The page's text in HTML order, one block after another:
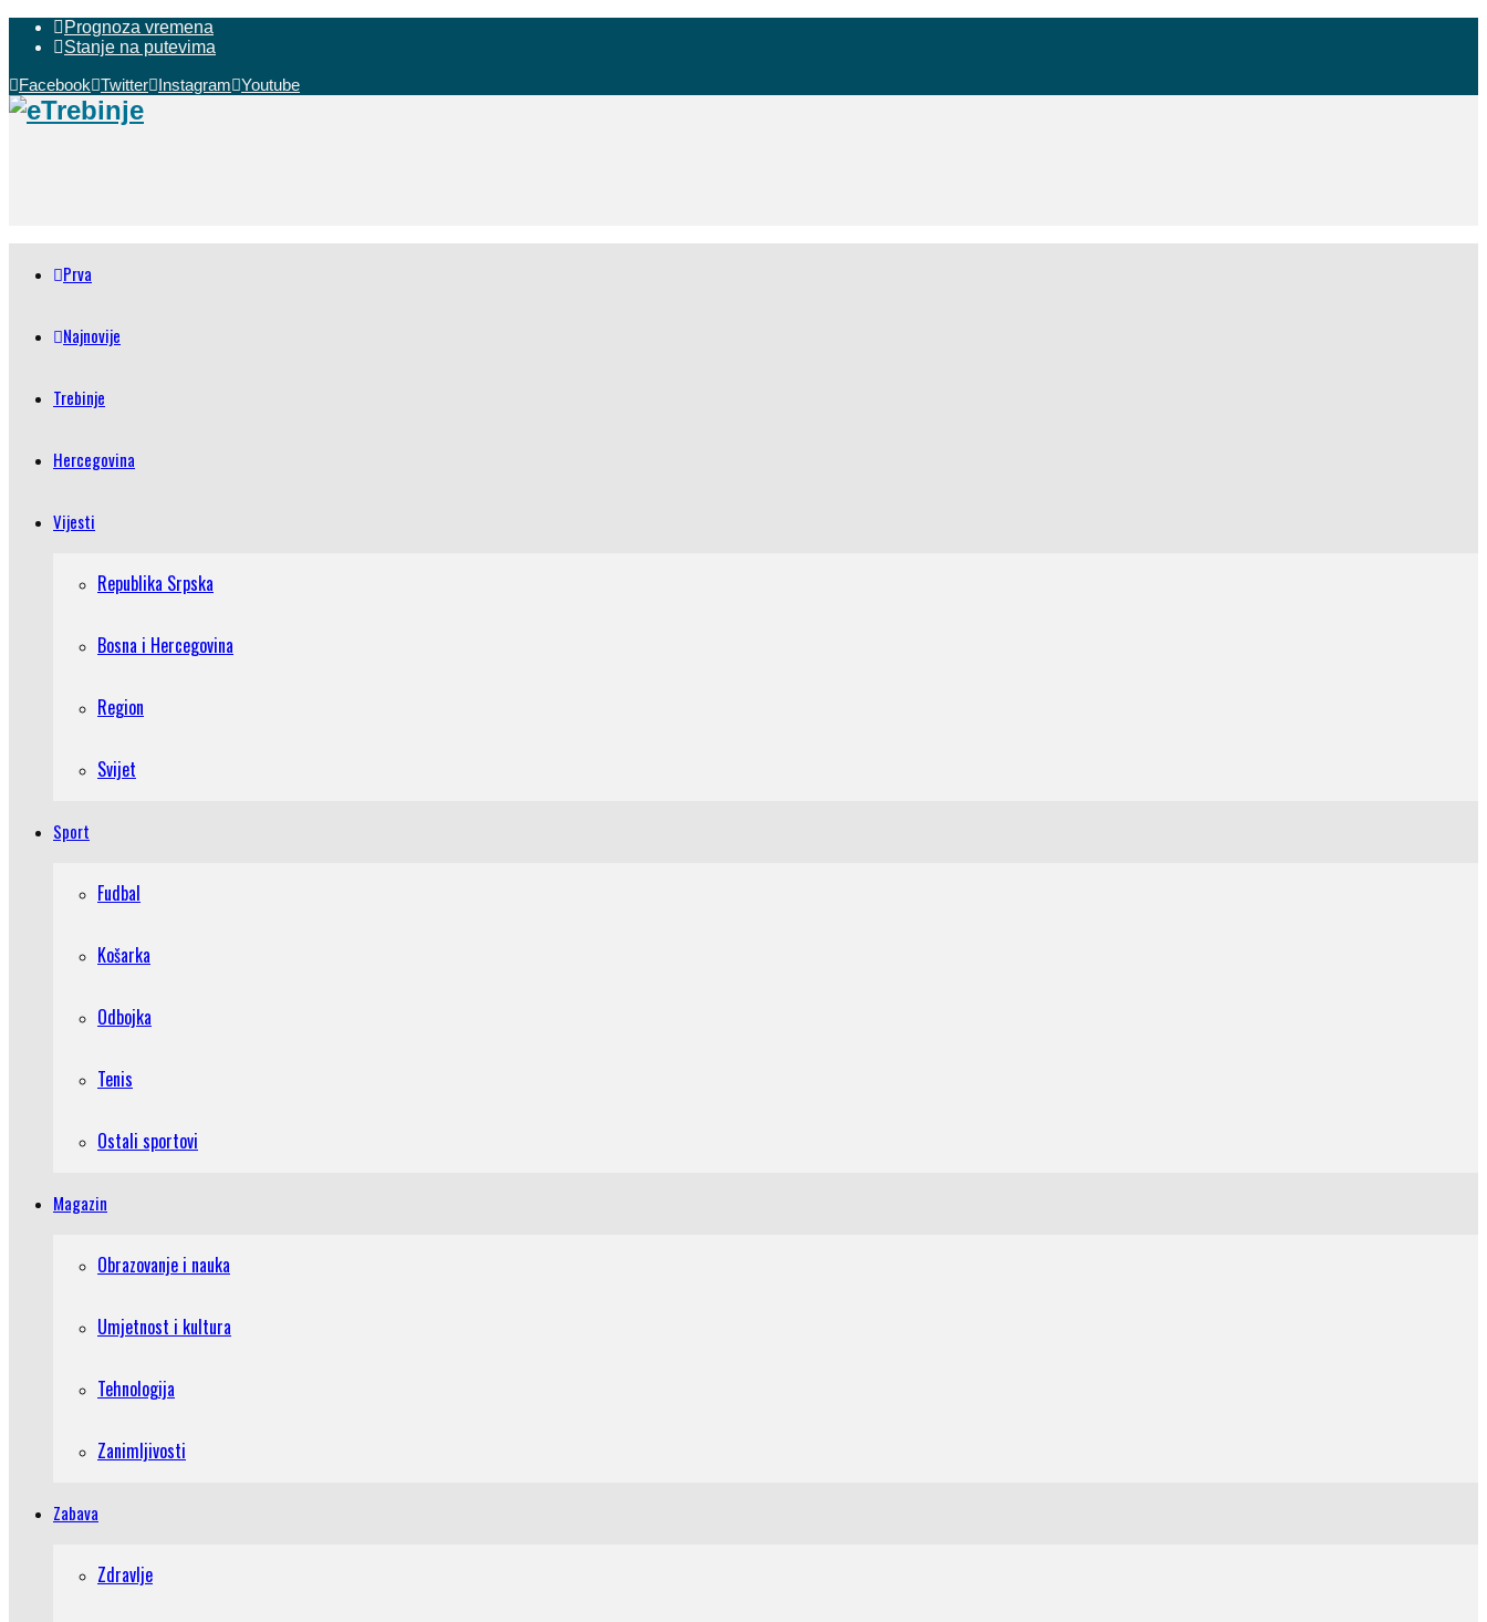
Prognoza vremena
Stanje na putevima
Facebook Twitter Instagram Youtube
Prva
Najnovije
Trebinje
Hercegovina
Vijesti
Republika Srpska
Bosna i Hercegovina
Region
Svijet
Sport
Fudbal
Košarka
Odbojka
Tenis
Ostali sportovi
Magazin
Obrazovanje i nauka
Umjetnost i kultura
Tehnologija
Zanimljivosti
Zabava
Zdravlje